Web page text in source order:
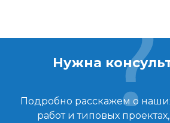
Нужна
Подробно расскажем о
работ и типовых